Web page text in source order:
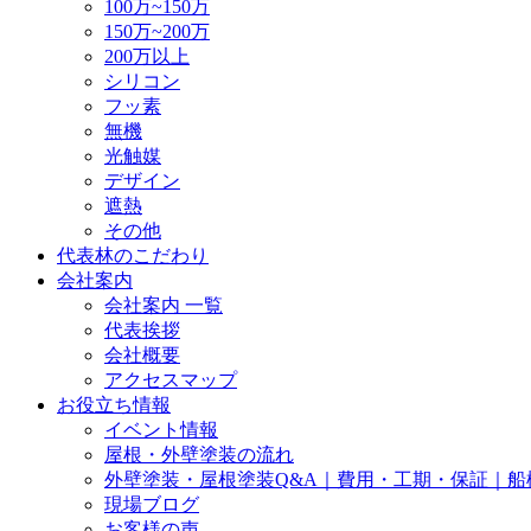
100万~150万
150万~200万
200万以上
シリコン
フッ素
無機
光触媒
デザイン
遮熱
その他
代表林のこだわり
会社案内
会社案内 一覧
代表挨拶
会社概要
アクセスマップ
お役立ち情報
イベント情報
屋根・外壁塗装の流れ
外壁塗装・屋根塗装Q&A｜費用・工期・保証｜船
現場ブログ